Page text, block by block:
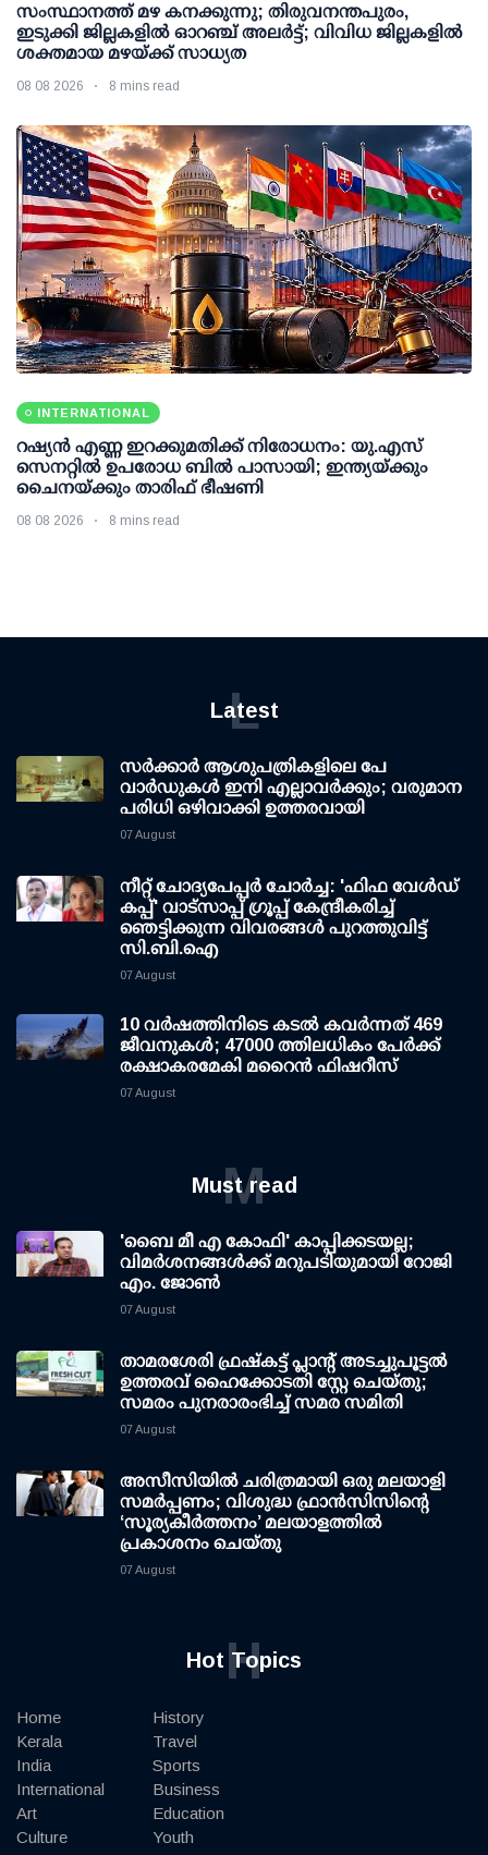
സംസ്ഥാനത്ത് മഴ കനക്കുന്നു; തിരുവനന്തപുരം,
ഇടുക്കി ജില്ലകളിൽ ഓറഞ്ച് അലർട്ട്; വിവിധ ജില്ലകളിൽ
ശക്തമായ മഴയ്ക്ക് സാധ്യത
08 08 2026 8 mins read
INTERNATIONAL
റഷ്യന്‍ എണ്ണ ഇറക്കുമതിക്ക് നിരോധനം: യു.എസ്
സെനറ്റില്‍ ഉപരോധ ബില്‍ പാസായി; ഇന്ത്യയ്ക്കും
ചൈനയ്ക്കും താരിഫ് ഭീഷണി
08 08 2026 8 mins read
Latest
L
സര്‍ക്കാര്‍ ആശുപത്രികളിലെ പേ
വാര്‍ഡുകള്‍ ഇനി എല്ലാവര്‍ക്കും; വരുമാന
പരിധി ഒഴിവാക്കി ഉത്തരവായി
07 August
നീറ്റ് ചോദ്യപേപ്പര്‍ ചോര്‍ച്ച: 'ഫിഫ വേള്‍ഡ്
കപ്പ്' വാട്സാപ്പ് ഗ്രൂപ്പ് കേന്ദ്രീകരിച്ച്
ഞെട്ടിക്കുന്ന വിവരങ്ങള്‍ പുറത്തുവിട്ട്
സി.ബി.ഐ
07 August
10 വര്‍ഷത്തിനിടെ കടല്‍ കവര്‍ന്നത് 469
ജീവനുകള്‍; 47000 ത്തിലധികം പേര്‍ക്ക്
രക്ഷാകരമേകി മറൈന്‍ ഫിഷറീസ്
07 August
Must read
M
'ബൈ മീ എ കോഫി' കാപ്പിക്കടയല്ല;
വിമര്‍ശനങ്ങള്‍ക്ക് മറുപടിയുമായി റോജി
എം. ജോണ്‍
07 August
താമരശേരി ഫ്രഷ്കട്ട് പ്ലാന്റ് അടച്ചുപൂട്ടൽ
ഉത്തരവ് ഹൈക്കോടതി സ്റ്റേ ചെയ്തു;
സമരം പുനരാരംഭിച്ച് സമര സമിതി
07 August
അസീസിയിൽ ചരിത്രമായി ഒരു മലയാളി
സമർപ്പണം; വിശുദ്ധ ഫ്രാൻസിസിന്റെ
‘സൂര്യകീർത്തനം’ മലയാളത്തിൽ
പ്രകാശനം ചെയ്തു
07 August
Hot Topics
H
Home
Kerala
India
International
Art
Culture
History
Travel
Sports
Business
Education
Youth